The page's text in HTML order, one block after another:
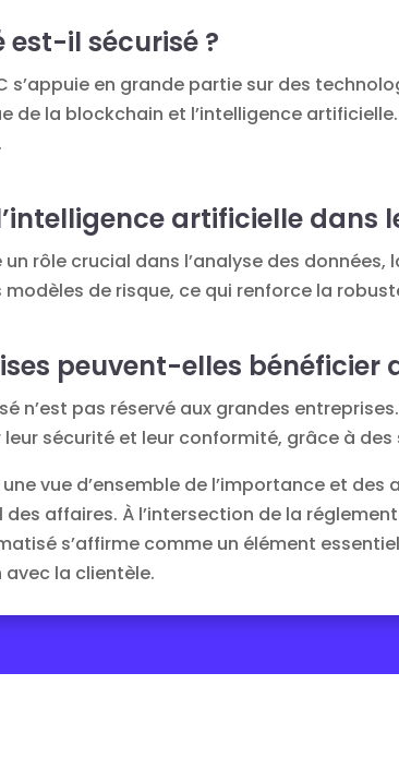
est-il sécurisé ?
s’appuie en grande partie sur des
de la blockchain et l’intelligence
artificielle dans
un rôle crucial dans l’analyse des
de risque, ce qui renforce la
peuvent-elles bénéficier
n’est pas réservé aux grandes
sécurité et leur conformité, grâce à
vue d’ensemble de l’importance et
affaires. À l’intersection de la
s’affirme comme un élément
la clientèle.